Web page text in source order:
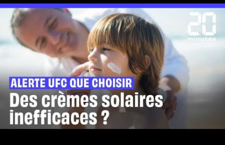
Quels critères vérifier
avant d’acheter votre
crème solaire en 2026
?